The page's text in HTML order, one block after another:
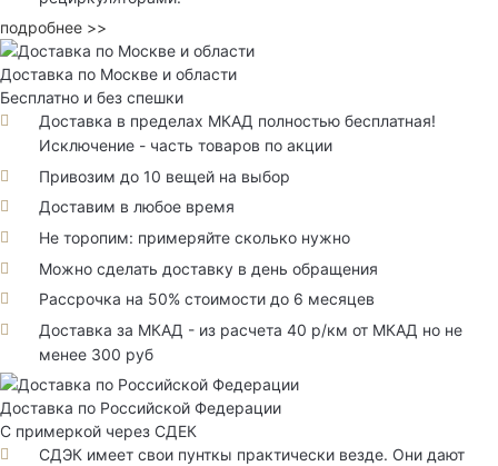
подробнее >>
Доставка по Москве и области
Бесплатно и без спешки
Доставка в пределах МКАД полностью бесплатная!
Исключение - часть товаров по акции
Привозим до 10 вещей на выбор
Доставим в любое время
Не торопим: примеряйте сколько нужно
Можно сделать доставку в день обращения
Рассрочка на 50% стоимости до 6 месяцев
Доставка за МКАД - из расчета 40 р/км от МКАД но не
менее 300 руб
Доставка по Российской Федерации
С примеркой через СДЕК
СДЭК имеет свои пунткы практически везде. Они дают